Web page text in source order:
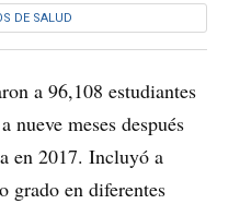
DE SALUD
a 96,108 estudiantes
nueve meses después
en 2017. Incluyó a
grado en diferentes